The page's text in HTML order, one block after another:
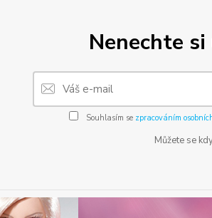
Nenechte
Souhlasím se zpracováním
Můžete se